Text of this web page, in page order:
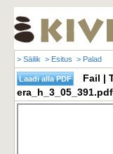
> Säilik > Esitus > Palad
Fail |